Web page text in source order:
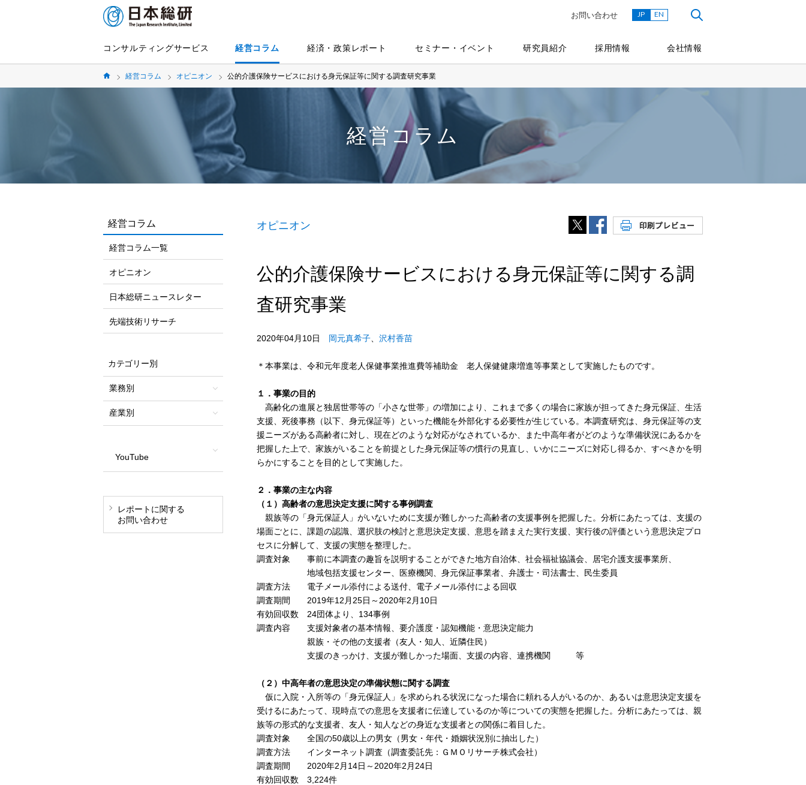
コンサルティングサービス 経営コラム 経済・政策レポート セミナー・イベント 研究員紹介 採用情報 会社情報
お問い合わせ JP EN
経営コラム オピニオン 公的介護保険サービスにおける身元保証等に関する調査研究事業
経営コラム
オピニオン
公的介護保険サービスにおける身元保証等に関する調
査研究事業
2020年04月10日 岡元真希子 沢村香苗
＊本事業は、令和元年度老人保健事業推進費等補助金 老人保健健康増進等事業として実施したものです。
１．事業の目的
高齢化の進展と独居世帯等の「小さな世帯」の増加により、これまで多くの場合に家族が担ってきた身元保証、生活
支援、死後事務（以下、身元保証等）といった機能を外部化する必要性が生じている。本調査研究は、身元保証等の支
援ニーズがある高齢者に対し、現在どのような対応がなされているか、また中高年者がどのような準備状況にあるかを
把握した上で、家族がいることを前提とした身元保証等の慣行の見直し、いかにニーズに対応し得るか、すべきかを明
らかにすることを目的として実施した。
２．事業の主な内容
（１）高齢者の意思決定支援に関する事例調査
親族等の「身元保証人」がいないために支援が難しかった高齢者の支援事例を把握した。分析にあたっては、支援の
場面ごとに、課題の認識、選択肢の検討と意思決定支援、意思を踏まえた実行支援、実行後の評価という意思決定プロ
セスに分解して、支援の実態を整理した。
調査対象 事前に本調査の趣旨を説明することができた地方自治体、社会福祉協議会、居宅介護支援事業所、
地域包括支援センター、医療機関、身元保証事業者、弁護士・司法書士、民生委員
調査方法 電子メール添付による送付、電子メール添付による回収
調査期間 2019年12月25日～2020年2月10日
有効回収数 24団体より、134事例
調査内容 支援対象者の基本情報、要介護度・認知機能・意思決定能力
親族・その他の支援者（友人・知人、近隣住民）
支援のきっかけ、支援が難しかった場面、支援の内容、連携機関 等
（２）中高年者の意思決定の準備状態に関する調査
仮に入院・入所等の「身元保証人」を求められる状況になった場合に頼れる人がいるのか、あるいは意思決定支援を
受けるにあたって、現時点での意思を支援者に伝達しているのか等についての実態を把握した。分析にあたっては、親
族等の形式的な支援者、友人・知人などの身近な支援者との関係に着目した。
調査対象 全国の50歳以上の男女（男女・年代・婚姻状況別に抽出した）
調査方法 インターネット調査（調査委託先：ＧＭＯリサーチ株式会社）
調査期間 2020年2月14日～2020年2月24日
有効回収数 3,224件
経営コラム
経営コラム一覧
オピニオン
日本総研ニュースレター
先端技術リサーチ
カテゴリー別
業務別
産業別
YouTube
レポートに関する
お問い合わせ